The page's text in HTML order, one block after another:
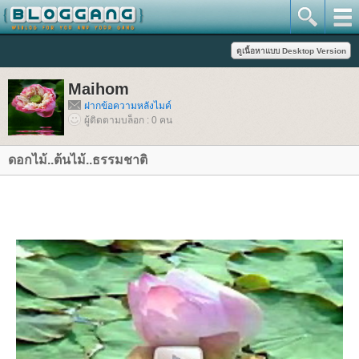
Maihom
ฝากข้อความหลังไมค์
ผู้ติดตามบล็อก : 0 คน
ดอกไม้..ต้นไม้..ธรรมชาติ